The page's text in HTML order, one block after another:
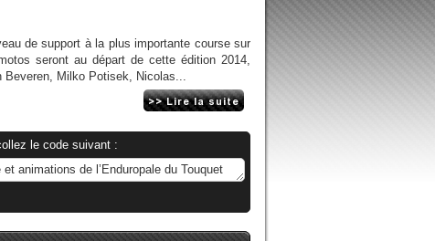
de support à la plus importante course sur
seront au départ de cette édition 2014,
Beveren, Milko Potisek, Nicolas...
le code suivant :